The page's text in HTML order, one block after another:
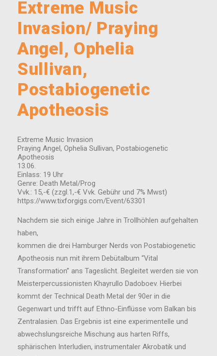
Extreme Music
Invasion/ Praying
Angel, Ophelia
Sullivan,
Postabiogenetic
Apotheosis
Extreme Music Invasion
Praying Angel, Ophelia Sullivan, Postabiogenetic
Apotheosis
13.06.
Einlass: 19 Uhr
Genre: Death Metal/Prog
Vvk.: 15,-€ (zzgl.1,-€ Vvk. Gebühr und 7% Mwst)
https://www.tixforgigs.com/Event/63301
Nachdem sie sich einige Jahre in Trollhöhlen aufgehalten
haben,
kommen die drei Hamburger Nerds von Postabiogenetic
Apotheosis nun mit ihrem Debütalbum “Vital
Transformation” ans Tageslicht. Begleitet werden sie von
Meisterpercussionisten Khayrullo Dadoboev. Hierbei
kommt der Technical Death Metal der 90er in die
Gegenwart und trifft auf Ethno-Einflüsse vom Balkan bis
Zentralasien. Das Ergebnis ist eine experimentelle und
abwechslungsreiche Mischung aus harten Riffs,
sphärischen Interludien, instrumentaler Akrobatik und